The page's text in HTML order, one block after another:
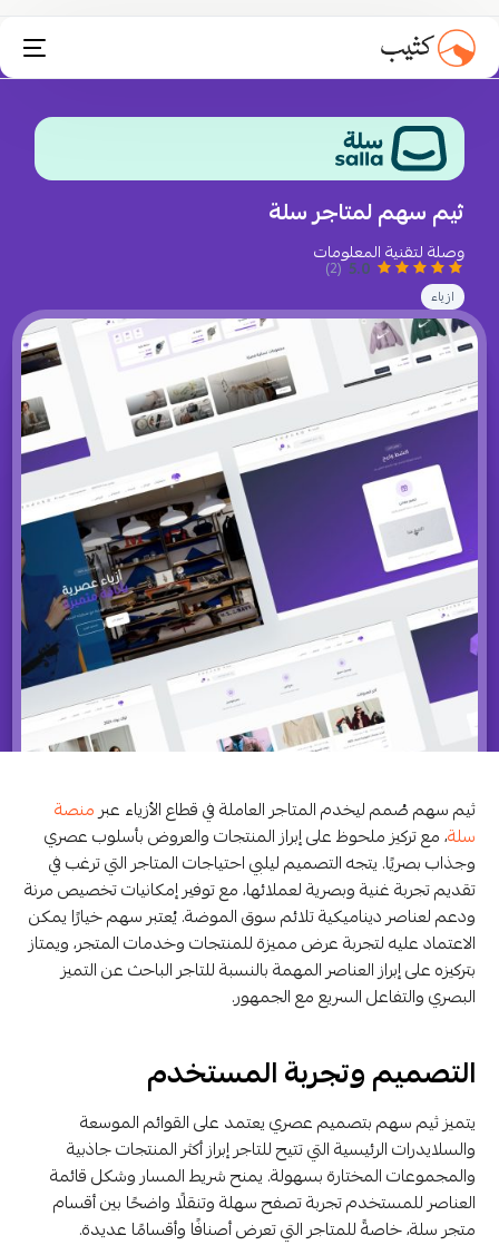
ثيم سهم لمتاجر سلة
وصلة لتقنية المعلومات
5.0
(2)
ازياء
ثيم سهم صُمم ليخدم المتاجر العاملة في قطاع الأزياء عبرمنصة
سلة، مع تركيز ملحوظ على إبراز المنتجات والعروض بأسلوب عصري
وجذاب بصريًا. يتجه التصميم ليلبي احتياجات المتاجر التي ترغب في
تقديم تجربة غنية وبصرية لعملائها، مع توفير إمكانيات تخصيص مرنة
ودعم لعناصر ديناميكية تلائم سوق الموضة. يُعتبر سهم خيارًا يمكن
الاعتماد عليه لتجربة عرض مميزة للمنتجات وخدمات المتجر، ويمتاز
بتركيزه على إبراز العناصر المهمة بالنسبة للتاجر الباحث عن التميز
البصري والتفاعل السريع مع الجمهور.
التصميم وتجربة المستخدم
يتميز ثيم سهم بتصميم عصري يعتمد على القوائم الموسعة
والسلايدرات الرئيسية التي تتيح للتاجر إبراز أكثر المنتجات جاذبية
والمجموعات المختارة بسهولة. يمنح شريط المسار وشكل قائمة
العناصر للمستخدم تجربة تصفح سهلة وتنقلًا واضحًا بين أقسام
متجر سلة، خاصةً للمتاجر التي تعرض أصنافًا وأقسامًا عديدة.